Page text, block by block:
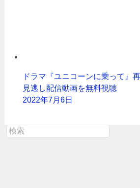
ドラマ『ユニコーンに乗って』
見逃し配信動画を無料視聴
2022年7月6日